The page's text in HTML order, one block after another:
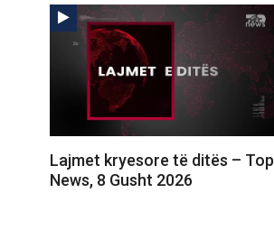
Lajmet kryesore të ditës – Top
News, 8 Gusht 2026